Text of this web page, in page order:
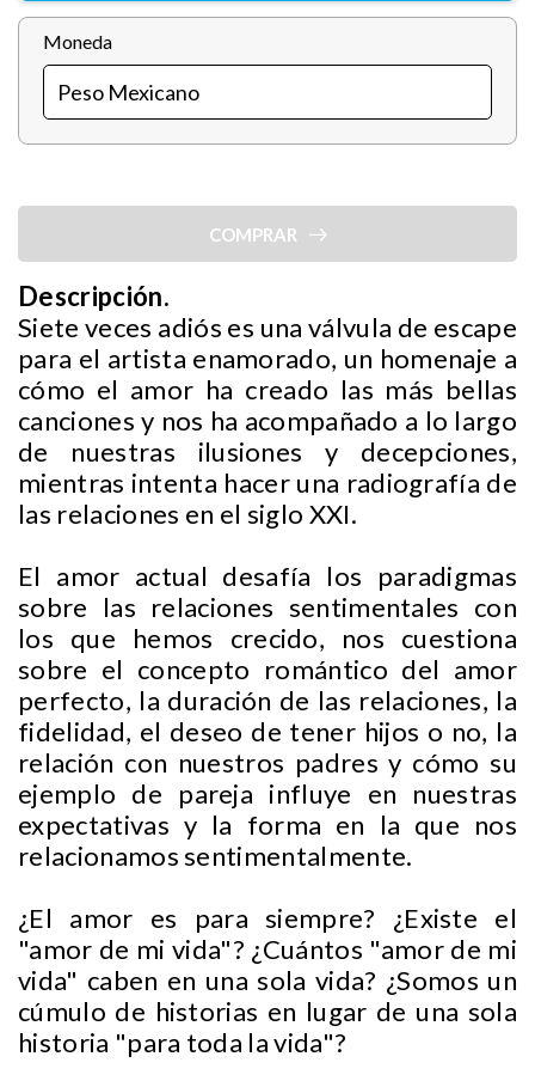
Moneda
COMPRAR
Descripción.
Siete veces adiós es una válvula de escape
para el artista enamorado, un homenaje a
cómo el amor ha creado las más bellas
canciones y nos ha acompañado a lo largo
de nuestras ilusiones y decepciones,
mientras intenta hacer una radiografía de
las relaciones en el siglo XXI.
El amor actual desafía los paradigmas
sobre las relaciones sentimentales con
los que hemos crecido, nos cuestiona
sobre el concepto romántico del amor
perfecto, la duración de las relaciones, la
fidelidad, el deseo de tener hijos o no, la
relación con nuestros padres y cómo su
ejemplo de pareja influye en nuestras
expectativas y la forma en la que nos
relacionamos sentimentalmente.
¿El amor es para siempre? ¿Existe el
"amor de mi vida"? ¿Cuántos "amor de mi
vida" caben en una sola vida? ¿Somos un
cúmulo de historias en lugar de una sola
historia "para toda la vida"?